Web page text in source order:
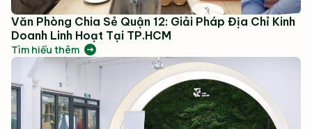
Văn Phòng Chia Sẻ Quận 12: Giải Pháp Địa Chỉ Kinh
Doanh Linh Hoạt Tại TP.HCM
Tìm hiểu thêm